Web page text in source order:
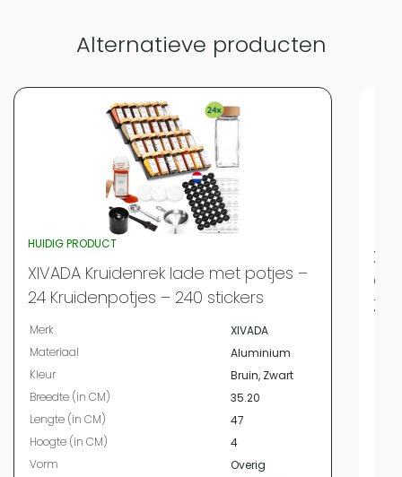
Alternatieve producten
HUIDIG PRODUCT
XIVADA Kruidenrek lade met potjes –
24 Kruidenpotjes – 240 stickers
Merk
XIVADA
Materiaal
Aluminium
Kleur
Bruin, Zwart
Breedte (in CM)
35.20
Lengte (in CM)
47
Hoogte (in CM)
4
Vorm
Overig